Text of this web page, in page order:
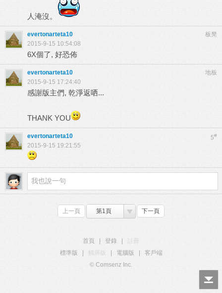
人淹沒。
板凳
evertonarteta10
2015-9-15 10:54:08
6X個了, 好恐佈
地板
evertonarteta10
2015-9-15 17:24:40
感謝版主們, 乾淨返哂...
THANK YOU
5#
evertonarteta10
2015-9-15 19:21:55
上一頁 第1頁 下一頁
首頁 登錄
標準版
觸屏版 電腦版
客戶端
© Comsenz Inc.